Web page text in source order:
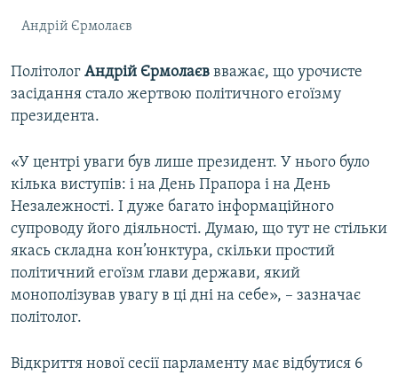
Андрій Єрмолаєв
Політолог Андрій Єрмолаєв вважає, що урочисте
засідання стало жертвою політичного егоїзму
президента.
«У центрі уваги був лише президент. У нього було
кілька виступів: і на День Прапора і на День
Незалежності. І дуже багато інформаційного
супроводу його діяльності. Думаю, що тут не стільки
якась складна кон’юнктура, скільки простий
політичний егоїзм глави держави, який
монополізував увагу в ці дні на себе», – зазначає
політолог.
Відкриття нової сесії парламенту має відбутися 6